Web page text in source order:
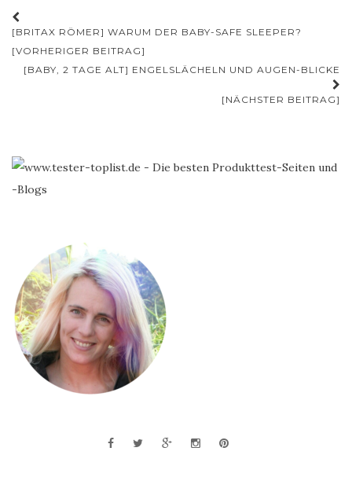
Beitrags-
Navigation
[BRITAX RÖMER] WARUM DER BABY-SAFE SLEEPER?
[VORHERIGER BEITRAG]
[BABY, 2 TAGE ALT] ENGELSLÄCHELN UND AUGEN-BLICKE
[NÄCHSTER BEITRAG]